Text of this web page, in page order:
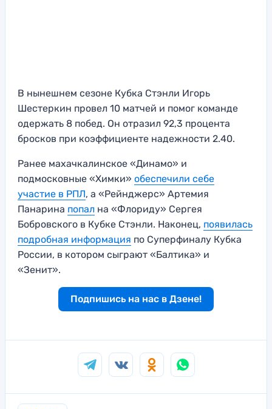
В нынешнем сезоне Кубка Стэнли Игорь
Шестеркин провел 10 матчей и помог команде
одержать 8 побед. Он отразил 92,3 процента
бросков при коэффициенте надежности 2.40.
Ранее махачкалинское «Динамо» и
подмосковные «Химки» обеспечили себе
участие в РПЛ, а «Рейнджерс» Артемия
Панарина попал на «Флориду» Сергея
Бобровского в Кубке Стэнли. Наконец, появилась
подробная информация по Суперфиналу Кубка
России, в котором сыграют «Балтика» и
«Зенит».
Подпишись на нас в Дзене!